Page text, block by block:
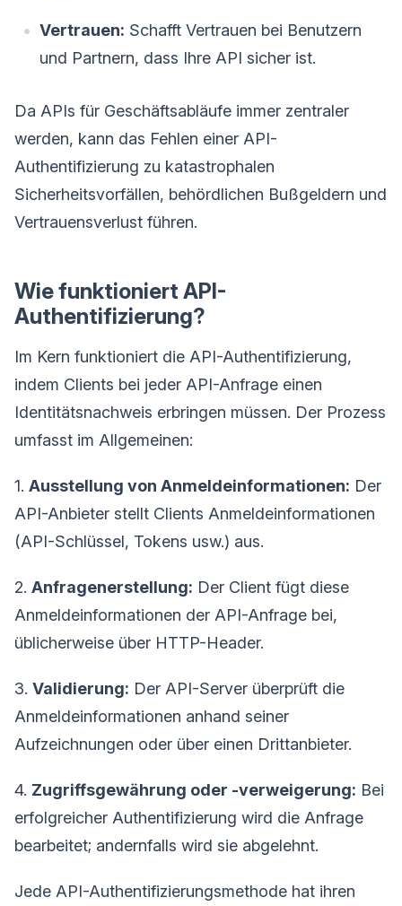
Vertrauen: Schafft Vertrauen bei Benutzern
und Partnern, dass Ihre API sicher ist.
Da APIs für Geschäftsabläufe immer zentraler
werden, kann das Fehlen einer API-
Authentifizierung zu katastrophalen
Sicherheitsvorfällen, behördlichen Bußgeldern und
Vertrauensverlust führen.
Wie funktioniert API-
Authentifizierung?
Im Kern funktioniert die API-Authentifizierung,
indem Clients bei jeder API-Anfrage einen
Identitätsnachweis erbringen müssen. Der Prozess
umfasst im Allgemeinen:
1. Ausstellung von Anmeldeinformationen: Der
API-Anbieter stellt Clients Anmeldeinformationen
(API-Schlüssel, Tokens usw.) aus.
2. Anfragenerstellung: Der Client fügt diese
Anmeldeinformationen der API-Anfrage bei,
üblicherweise über HTTP-Header.
3. Validierung: Der API-Server überprüft die
Anmeldeinformationen anhand seiner
Aufzeichnungen oder über einen Drittanbieter.
4. Zugriffsgewährung oder -verweigerung: Bei
erfolgreicher Authentifizierung wird die Anfrage
bearbeitet; andernfalls wird sie abgelehnt.
Jede API-Authentifizierungsmethode hat ihren